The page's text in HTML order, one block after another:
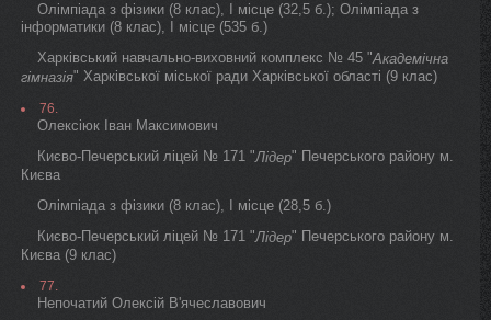
Олімпіада з фізики (8 клас), I місце (32,5 б.); Олімпіада з
інформатики (8 клас), I місце (535 б.)
Харківський навчально-виховний комплекс № 45 "Академічна
гімназія" Харківської міської ради Харківської області (9 клас)
76.
Олексіюк Іван Максимович
Києво-Печерський ліцей № 171 "Лідер" Печерського району м.
Києва
Олімпіада з фізики (8 клас), I місце (28,5 б.)
Києво-Печерський ліцей № 171 "Лідер" Печерського району м.
Києва (9 клас)
77.
Непочатий Олексій В'ячеславович